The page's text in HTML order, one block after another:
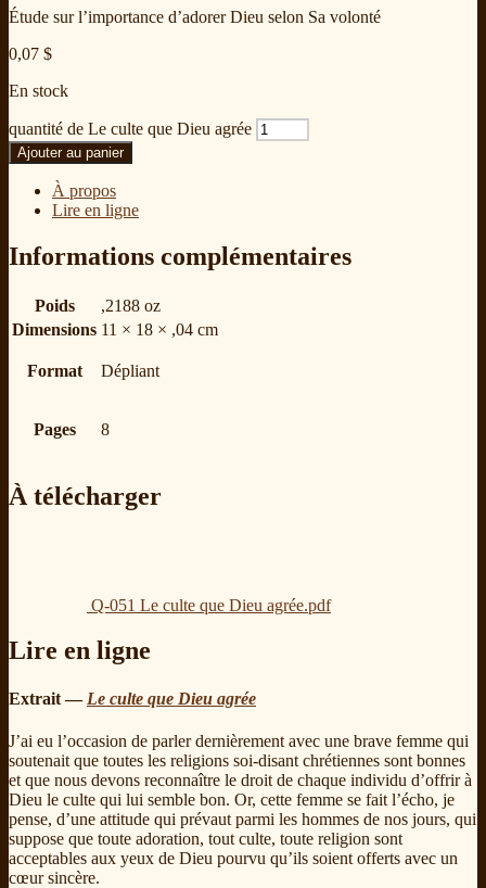
Étude sur l’importance d’adorer Dieu selon Sa volonté
0,07 $
En stock
quantité de Le culte que Dieu agrée
Ajouter au panier
À propos
Lire en ligne
Informations complémentaires
Poids
,2188 oz
Dimensions 11 × 18 × ,04 cm
Format Dépliant
Pages 8
À télécharger
Q-051 Le culte que Dieu agrée.pdf
Lire en ligne
Extrait — Le culte que Dieu agrée
J’ai eu l’occasion de parler dernièrement avec une brave femme qui
soutenait que toutes les religions soi-disant chrétiennes sont bonnes
et que nous devons reconnaître le droit de chaque individu d’offrir à
Dieu le culte qui lui semble bon. Or, cette femme se fait l’écho, je
pense, d’une attitude qui prévaut parmi les hommes de nos jours, qui
suppose que toute adoration, tout culte, toute religion sont
acceptables aux yeux de Dieu pourvu qu’ils soient offerts avec un
cœur sincère.